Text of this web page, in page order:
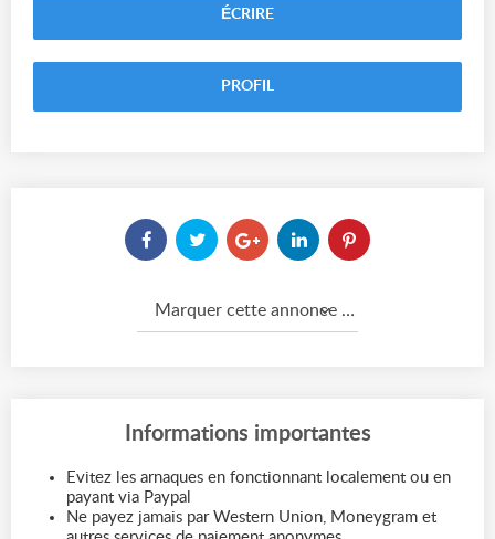
ÉCRIRE
PROFIL
Marquer cette annonce comme...
Informations importantes
Evitez les arnaques en fonctionnant localement ou en
payant via Paypal
Ne payez jamais par Western Union, Moneygram et